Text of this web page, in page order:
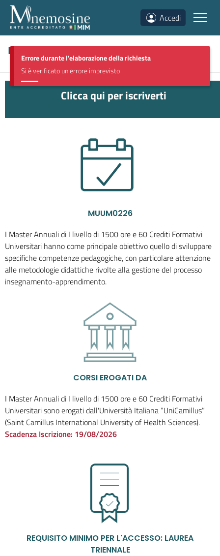
Accedi
Errore durante l'elaborazione della richiesta
Si è verificato un errore imprevisto
Discipline umanistiche(MUUM0226)
Clicca qui per iscriverti
MUUM0226
I Master Annuali di I livello di 1500 ore e 60 Crediti Formativi
Universitari hanno come principale obiettivo quello di sviluppare
specifiche competenze pedagogiche, con particolare attenzione
alle metodologie didattiche rivolte alla gestione del processo
insegnamento-apprendimento.
CORSI EROGATI DA
I Master Annuali di I livello di 1500 ore e 60 Crediti Formativi
Universitari sono erogati dall'Università Italiana “UniCamillus”
(Saint Camillus International University of Health Sciences).
Scadenza Iscrizione: 19/08/2026
REQUISITO MINIMO PER L'ACCESSO: LAUREA
TRIENNALE